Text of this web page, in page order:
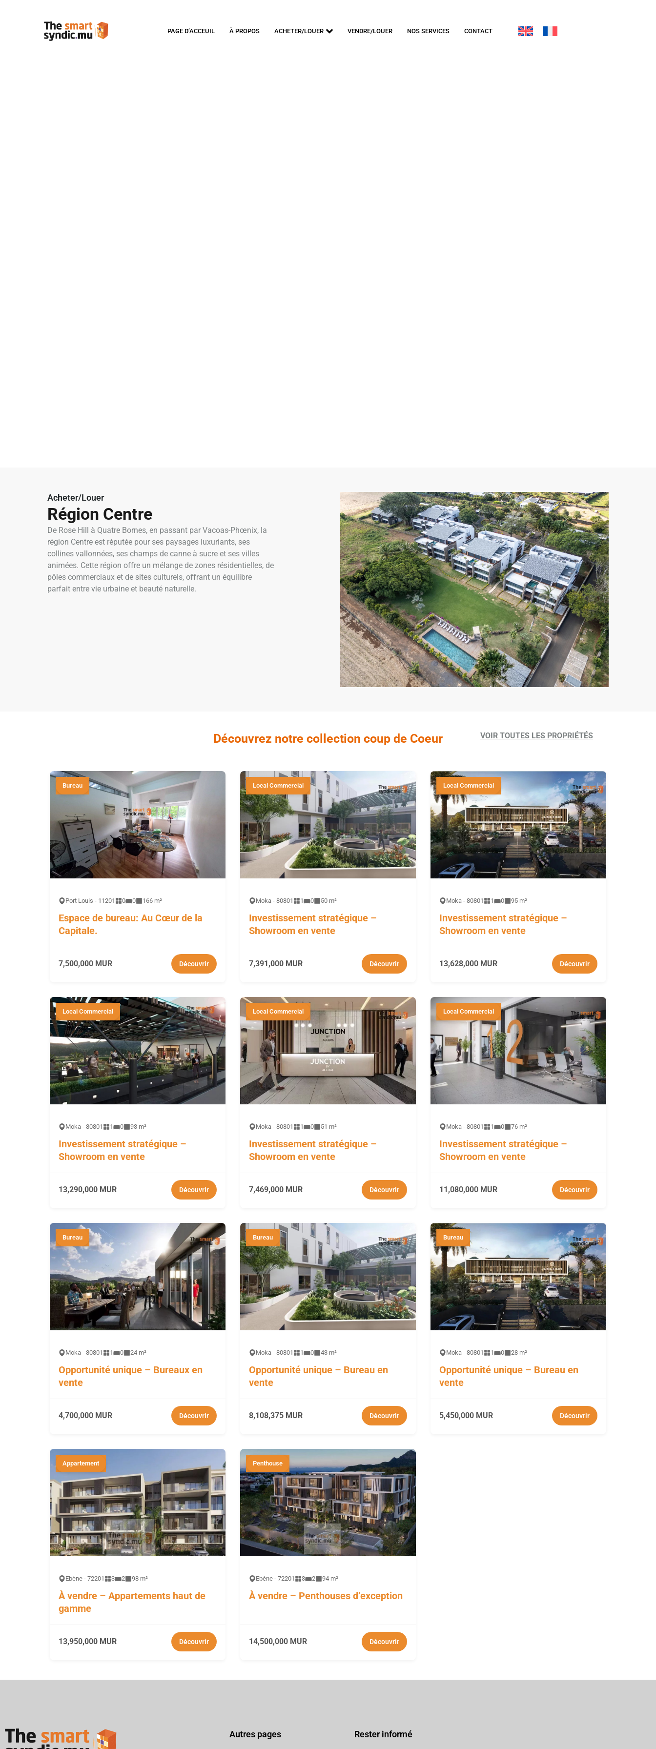
PAGE D’ACCEUIL À PROPOS ACHETER/LOUER VENDRE/LOUER NOS SERVICES CONTACT
Acheter/Louer
Région Centre
De Rose Hill à Quatre Bornes, en passant par Vacoas-Phœnix, la
région Centre est réputée pour ses paysages luxuriants, ses
collines vallonnées, ses champs de canne à sucre et ses villes
animées. Cette région offre un mélange de zones résidentielles, de
pôles commerciaux et de sites culturels, offrant un équilibre
parfait entre vie urbaine et beauté naturelle.
Découvrez notre collection coup de Coeur VOIR TOUTES LES PROPRIÉTÉS
Bureau
Port Louis - 11201 0 0 166 m²
Espace de bureau: Au Cœur de la
Capitale.
7,500,000 MUR Découvrir
Local Commercial
Moka - 80801 1 0 50 m²
Investissement stratégique –
Showroom en vente
7,391,000 MUR Découvrir
Local Commercial
Moka - 80801 1 0 95 m²
Investissement stratégique –
Showroom en vente
13,628,000 MUR Découvrir
Local Commercial
Moka - 80801 1 0 93 m²
Investissement stratégique –
Showroom en vente
13,290,000 MUR Découvrir
Local Commercial
Moka - 80801 1 0 51 m²
Investissement stratégique –
Showroom en vente
7,469,000 MUR Découvrir
Local Commercial
Moka - 80801 1 0 76 m²
Investissement stratégique –
Showroom en vente
11,080,000 MUR Découvrir
Bureau
Moka - 80801 1 0 24 m²
Opportunité unique – Bureaux en
vente
4,700,000 MUR Découvrir
Bureau
Moka - 80801 1 0 43 m²
Opportunité unique – Bureau en
vente
8,108,375 MUR Découvrir
Bureau
Moka - 80801 1 0 28 m²
Opportunité unique – Bureau en
vente
5,450,000 MUR Découvrir
Appartement
Ebène - 72201 3 2 98 m²
À vendre – Appartements haut de
gamme
13,950,000 MUR Découvrir
Penthouse
Ebène - 72201 3 2 94 m²
À vendre – Penthouses d’exception
14,500,000 MUR Découvrir
Autres pages Rester informé